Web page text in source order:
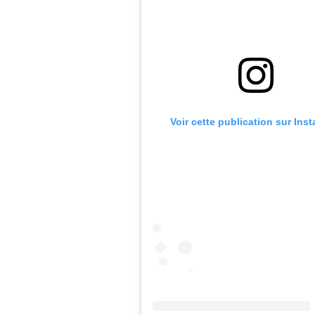
Voir cette publication sur